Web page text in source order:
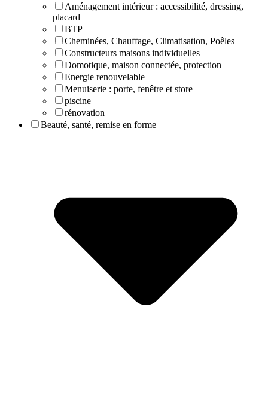
Aménagement intérieur : accessibilité, dressing,
placard
BTP
Cheminées, Chauffage, Climatisation, Poêles
Constructeurs maisons individuelles
Domotique, maison connectée, protection
Energie renouvelable
Menuiserie : porte, fenêtre et store
piscine
rénovation
Beauté, santé, remise en forme